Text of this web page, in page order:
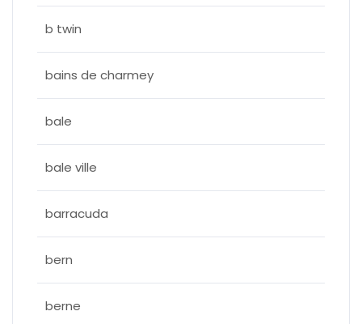
b twin
bains de charmey
bale
bale ville
barracuda
bern
berne